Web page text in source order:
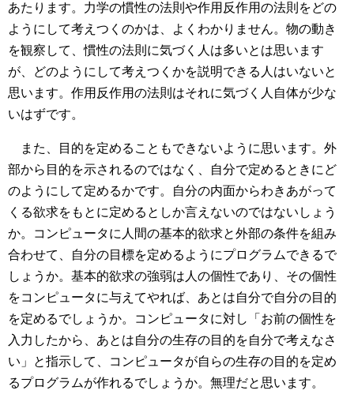
あたります。力学の慣性の法則や作用反作用の法則をどの
ようにして考えつくのかは、よくわかりません。物の動き
を観察して、慣性の法則に気づく人は多いとは思います
が、どのようにして考えつくかを説明できる人はいないと
思います。作用反作用の法則はそれに気づく人自体が少な
いはずです。
また、目的を定めることもできないように思います。外
部から目的を示されるのではなく、自分で定めるときにど
のようにして定めるかです。自分の内面からわきあがって
くる欲求をもとに定めるとしか言えないのではないしょう
か。コンピュータに人間の基本的欲求と外部の条件を組み
合わせて、自分の目標を定めるようにプログラムできるで
しょうか。基本的欲求の強弱は人の個性であり、その個性
をコンピュータに与えてやれば、あとは自分で自分の目的
を定めるでしょうか。コンピュータに対し「お前の個性を
入力したから、あとは自分の生存の目的を自分で考えなさ
い」と指示して、コンピュータが自らの生存の目的を定め
るプログラムが作れるでしょうか。無理だと思います。